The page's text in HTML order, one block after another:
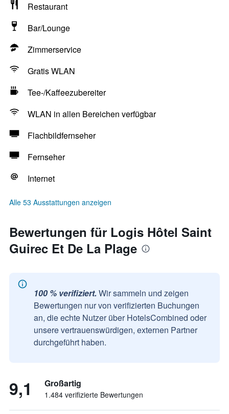
Restaurant
Bar/Lounge
Zimmerservice
Gratis WLAN
Tee-/Kaffeezubereiter
WLAN in allen Bereichen verfügbar
Flachbildfernseher
Fernseher
Internet
Alle 53 Ausstattungen anzeigen
Bewertungen für Logis Hôtel Saint
Guirec Et De La Plage
100 % verifiziert. Wir sammeln und zeigen
Bewertungen nur von verifizierten Buchungen
an, die echte Nutzer über HotelsCombined oder
unsere vertrauenswürdigen, externen Partner
durchgeführt haben.
9,1 Großartig
1.484 verifizierte Bewertungen